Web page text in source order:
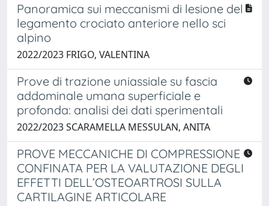
Panoramica sui meccanismi di lesione del
legamento crociato anteriore nello sci
alpino
2022/2023 FRIGO, VALENTINA
Prove di trazione uniassiale su fascia
addominale umana superficiale e
profonda: analisi dei dati sperimentali
2022/2023 SCARAMELLA MESSULAN, ANITA
PROVE MECCANICHE DI COMPRESSIONE
CONFINATA PER LA VALUTAZIONE DEGLI
EFFETTI DELL’OSTEOARTROSI SULLA
CARTILAGINE ARTICOLARE